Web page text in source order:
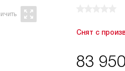
Снят с
83 950